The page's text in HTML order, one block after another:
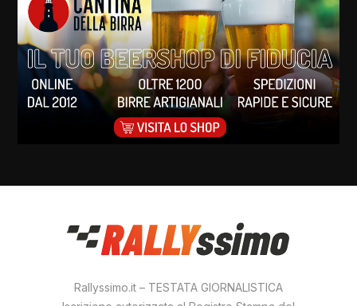
Rallyssimo.it – TESTATA GIORNALISTICA